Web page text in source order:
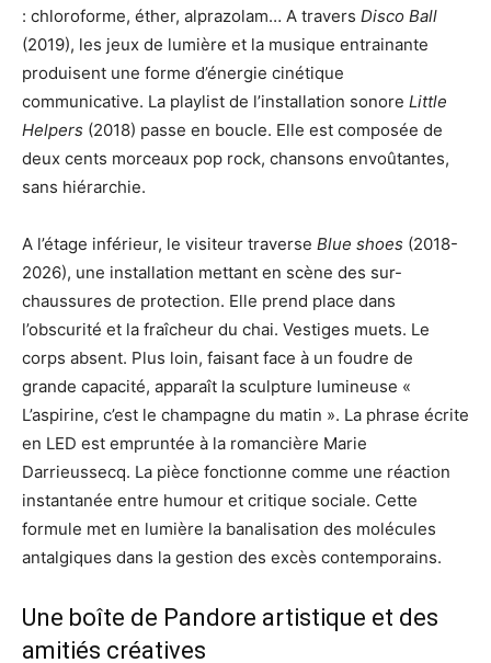
: chloroforme, éther, alprazolam… A travers Disco Ball
(2019), les jeux de lumière et la musique entrainante
produisent une forme d’énergie cinétique
communicative. La playlist de l’installation sonore Little
Helpers (2018) passe en boucle. Elle est composée de
deux cents morceaux pop rock, chansons envoûtantes,
sans hiérarchie.
A l’étage inférieur, le visiteur traverse Blue shoes (2018-
2026), une installation mettant en scène des sur-
chaussures de protection. Elle prend place dans
l’obscurité et la fraîcheur du chai. Vestiges muets. Le
corps absent. Plus loin, faisant face à un foudre de
grande capacité, apparaît la sculpture lumineuse «
L’aspirine, c’est le champagne du matin ». La phrase écrite
en LED est empruntée à la romancière Marie
Darrieussecq. La pièce fonctionne comme une réaction
instantanée entre humour et critique sociale. Cette
formule met en lumière la banalisation des molécules
antalgiques dans la gestion des excès contemporains.
Une boîte de Pandore artistique et des
amitiés créatives